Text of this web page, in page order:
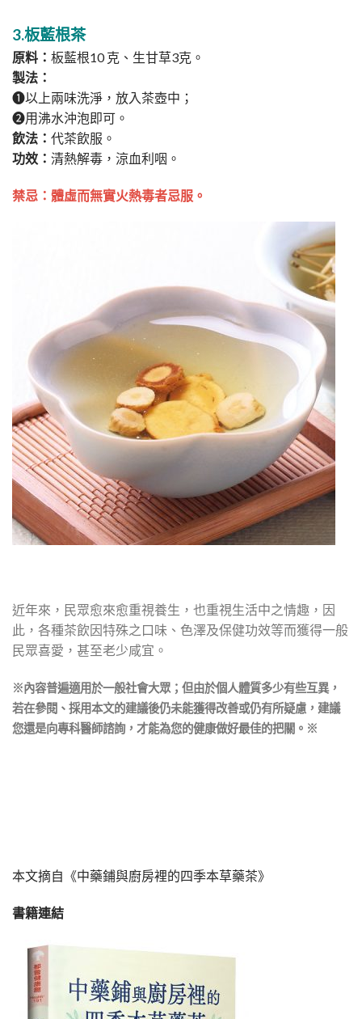
3.板藍根茶
原料： 板藍根10 克、生甘草3克。
製法：
➊以上兩味洗淨，放入茶壺中；
➋用沸水沖泡即可。
飲法： 代茶飲服。
功效： 清熱解毒，涼血利咽。
禁忌：體虛而無實火熱毒者忌服。
近年來，民眾愈來愈重視養生，也重視生活中之情趣，因
此，各種茶飲因特殊之口味、色澤及保健功效等而獲得一般
民眾喜愛，甚至老少咸宜。
※內容普遍適用於一般社會大眾；但由於個人體質多少有些互異，
若在參閱、採用本文的建議後仍未能獲得改善或仍有所疑慮，建議
您還是向專科醫師諮詢，才能為您的健康做好最佳的把關。※
本文摘自 《中藥鋪與廚房裡的四季本草藥茶》
書籍連結